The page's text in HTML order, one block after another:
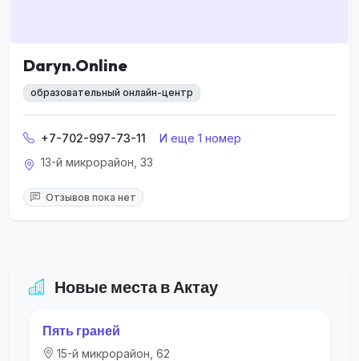
Daryn.Online
образовательный онлайн-центр
+7-702-997-73-11
И еще 1 номер
13-й микрорайон, 33
Отзывов пока нет
Новые места в Актау
Пять граней
15-й микрорайон, 62